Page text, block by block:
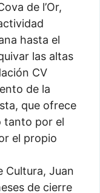
de l’Or,
hasta el
las altas
CV
de la
que ofrece
tanto por el
el propio
Cultura, Juan
de cierre